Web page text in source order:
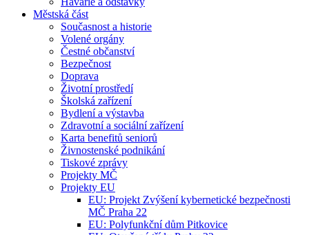
Městská část
Současnost a historie
Volené orgány
Čestné občanství
Bezpečnost
Doprava
Životní prostředí
Školská zařízení
Bydlení a výstavba
Zdravotní a sociální zařízení
Karta benefitů seniorů
Živnostenské podnikání
Tiskové zprávy
Projekty MČ
Projekty EU
EU: Projekt Zvýšení kybernetické bezpečnosti
MČ Praha 22
EU: Polyfunkční dům Pitkovice